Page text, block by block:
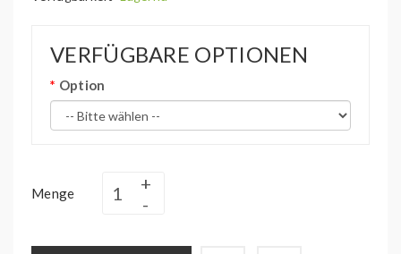
VERFÜGBARE OPTIONEN
Option
Menge